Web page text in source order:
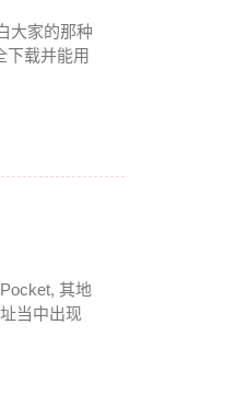
大家的那种
下载并能用
其地
当中出现